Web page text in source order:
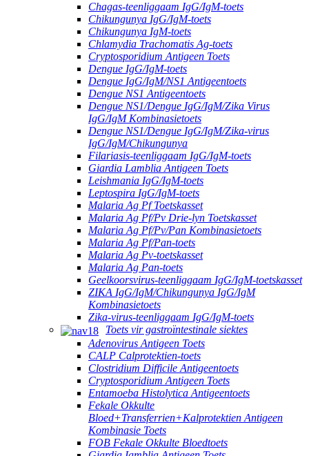
Chagas-teenliggaam IgG/IgM-toets
Chikungunya IgG/IgM-toets
Chikungunya IgM-toets
Chlamydia Trachomatis Ag-toets
Cryptosporidium Antigeen Toets
Dengue IgG/IgM-toets
Dengue IgG/IgM/NS1 Antigeentoets
Dengue NS1 Antigeentoets
Dengue NS1/Dengue IgG/IgM/Zika Virus
IgG/IgM Kombinasietoets
Dengue NS1/Dengue IgG/IgM/Zika-virus
IgG/IgM/Chikungunya
Filariasis-teenliggaam IgG/IgM-toets
Giardia Lamblia Antigeen Toets
Leishmania IgG/IgM-toets
Leptospira IgG/IgM-toets
Malaria Ag Pf Toetskasset
Malaria Ag Pf/Pv Drie-lyn Toetskasset
Malaria Ag Pf/Pv/Pan Kombinasietoets
Malaria Ag Pf/Pan-toets
Malaria Ag Pv-toetskasset
Malaria Ag Pan-toets
Geelkoorsvirus-teenliggaam IgG/IgM-toetskasset
ZIKA IgG/IgM/Chikungunya IgG/IgM
Kombinasietoets
Zika-virus-teenliggaam IgG/IgM-toets
Toets vir gastroïntestinale siektes
Adenovirus Antigeen Toets
CALP Calprotektien-toets
Clostridium Difficile Antigeentoets
Cryptosporidium Antigeen Toets
Entamoeba Histolytica Antigeentoets
Fekale Okkulte
Bloed+Transferrien+Kalprotektien Antigeen
Kombinasie Toets
FOB Fekale Okkulte Bloedtoets